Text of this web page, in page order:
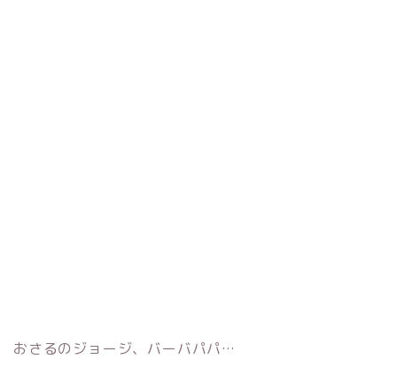
おさるのジョージ、バーバパパ…